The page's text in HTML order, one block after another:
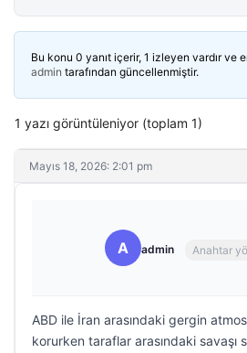
Bu konu 0 yanıt içerir, 1 izleyen vardır ve
admin tarafından güncellenmiştir.
1 yazı görüntüleniyor (toplam 1)
Mayıs 18, 2026: 2:01 pm
A admin Anahtar
ABD ile İran arasındaki gergin
korurken taraflar arasındaki savaşı